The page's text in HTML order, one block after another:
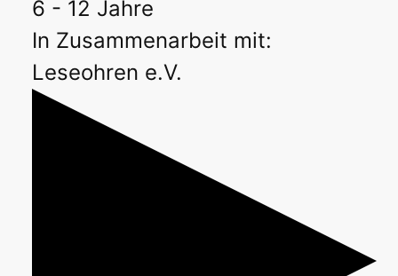
6 - 12 Jahre
In Zusammenarbeit mit:
Leseohren e.V.